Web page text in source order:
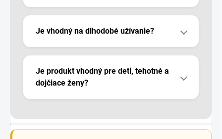
Je vhodný na dlhodobé užívanie?
Je produkt vhodný pre deti, tehotné a
dojčiace ženy?